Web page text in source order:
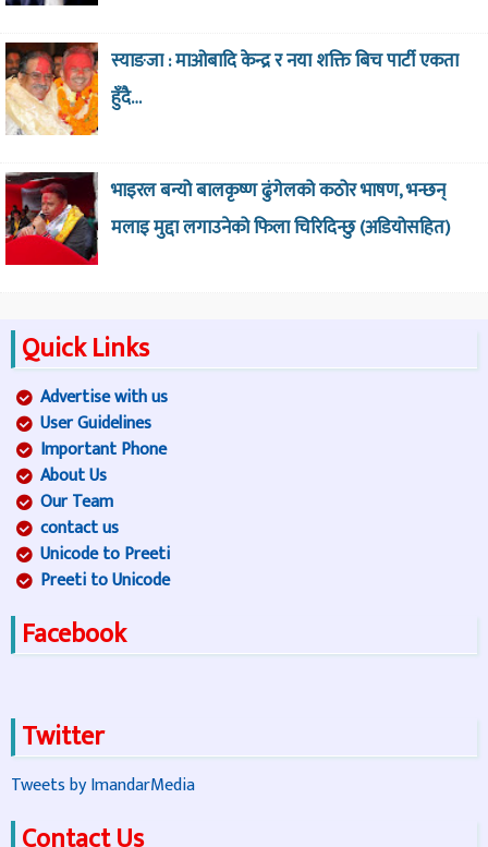
स्याङजा : माओबादि केन्द्र र नया शक्ति बिच पार्टी एकता
हुँदै…
भाइरल बन्यो बालकृष्ण ढुंगेलको कठोर भाषण, भन्छन्
मलाइ मुद्दा लगाउनेको फिला चिरिदिन्छु (अडियोसहित)
Quick Links
Advertise with us
User Guidelines
Important Phone
About Us
Our Team
contact us
Unicode to Preeti
Preeti to Unicode
Facebook
Twitter
Tweets by ImandarMedia